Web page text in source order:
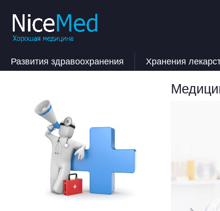
Развития здравоохранения Хранения